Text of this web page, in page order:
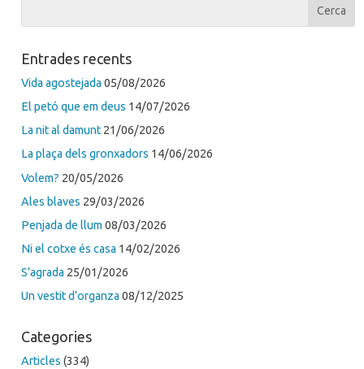
Entrades recents
Vida agostejada 05/08/2026
El petó que em deus 14/07/2026
La nit al damunt 21/06/2026
La plaça dels gronxadors 14/06/2026
Volem? 20/05/2026
Ales blaves 29/03/2026
Penjada de llum 08/03/2026
Ni el cotxe és casa 14/02/2026
S’agrada 25/01/2026
Un vestit d’organza 08/12/2025
Categories
Articles (334)